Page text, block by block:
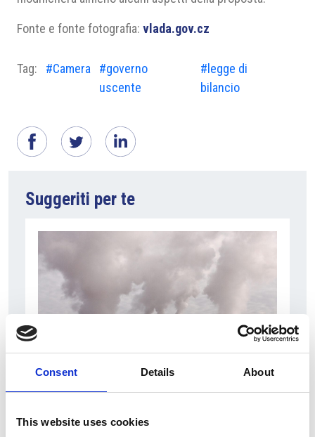
Consent Details About
This website uses cookies
Fonte e fonte fotografia: vlada.gov.cz
Tag: #Camera
#governo
uscente
#legge di
bilancio
Suggeriti per te
6 Agosto 2026
emettere